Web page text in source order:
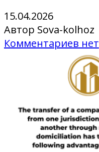
15.04.2026
Автор Sova-kolhoz
Комментариев нет